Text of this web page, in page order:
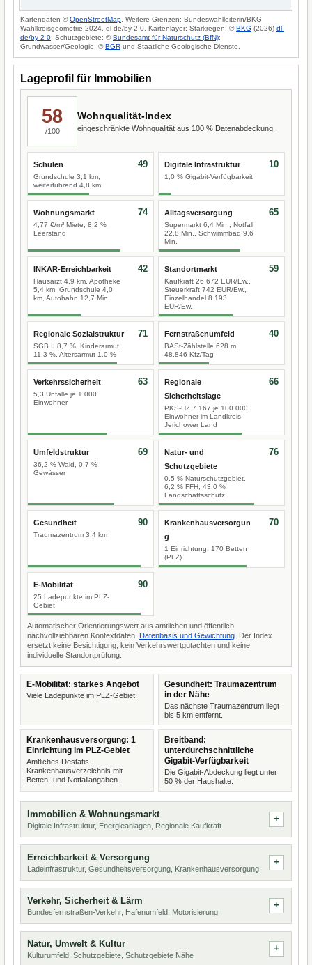
Kartendaten ©OpenStreetMap . Weitere Grenzen: Bundeswahlleiterin/BKG
Wahlkreisgeometrie 2024, dl-de/by-2-0. Kartenlayer: Starkregen: ©BKG (2026) dl-
de/by-2-0; Schutzgebiete: ©Bundesamt für Naturschutz (BfN);
Grundwasser/Geologie: ©BGR und Staatliche Geologische Dienste.
Lageprofil für Immobilien
58
/100
Wohnqualität-Index
eingeschränkte Wohnqualität aus 100 % Datenabdeckung.
Schulen
Grundschule 3,1 km,
weiterführend 4,8 km
49 Digitale Infrastruktur
1,0 % Gigabit-Verfügbarkeit
10
Wohnungsmarkt
4,77 €/m² Miete, 8,2 %
Leerstand
74 Alltagsversorgung
Supermarkt 6,4 Min., Notfall
22,8 Min., Schwimmbad 9,6
Min.
65
INKAR-Erreichbarkeit
Hausarzt 4,9 km, Apotheke
5,4 km, Grundschule 4,0
km, Autobahn 12,7 Min.
42 Standortmarkt
Kaufkraft 26.672 EUR/Ew.,
Steuerkraft 742 EUR/Ew.,
Einzelhandel 8.193
EUR/Ew.
59
Regionale Sozialstruktur
SGB II 8,7 %, Kinderarmut
11,3 %, Altersarmut 1,0 %
71 Fernstraßenumfeld
BASt-Zählstelle 628 m,
48.846 Kfz/Tag
40
Verkehrssicherheit
5,3 Unfälle je 1.000
Einwohner
63
Regionale
Sicherheitslage
PKS-HZ 7.167 je 100.000
Einwohner im Landkreis
Jerichower Land
66
Umfeldstruktur
36,2 % Wald, 0,7 %
Gewässer
69
Natur- und
Schutzgebiete
0,5 % Naturschutzgebiet,
6,2 % FFH, 43,0 %
Landschaftsschutz
76
Gesundheit
Traumazentrum 3,4 km
90
Krankenhausversorgun
g
1 Einrichtung, 170 Betten
(PLZ)
70
E-Mobilität
25 Ladepunkte im PLZ-
Gebiet
90
Automatischer Orientierungswert aus amtlichen und öffentlich
nachvollziehbaren Kontextdaten. Datenbasis und Gewichtung . Der Index
ersetzt keine Besichtigung, kein Verkehrswertgutachten und keine
individuelle Standortprüfung.
E-Mobilität: starkes Angebot
Viele Ladepunkte im PLZ-Gebiet.
Gesundheit: Traumazentrum
in der Nähe
Das nächste Traumazentrum liegt
bis 5 km entfernt.
Krankenhausversorgung: 1
Einrichtung im PLZ-Gebiet
Amtliches Destatis-
Krankenhausverzeichnis mit
Betten- und Notfallangaben.
Breitband:
unterdurchschnittliche
Gigabit-Verfügbarkeit
Die Gigabit-Abdeckung liegt unter
50 % der Haushalte.
Immobilien & Wohnungsmarkt
Digitale Infrastruktur, Energieanlagen, Regionale Kaufkraft
Erreichbarkeit & Versorgung
Ladeinfrastruktur, Gesundheitsversorgung, Krankenhausversorgung
Verkehr, Sicherheit & Lärm
Bundesfernstraßen-Verkehr, Hafenumfeld, Motorisierung
Natur, Umwelt & Kultur
Kulturumfeld, Schutzgebiete, Schutzgebiete Nähe